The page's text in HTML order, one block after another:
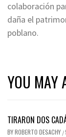
colaboración
daña el
poblano.
YOU MAY
TIRARON DOS
BYROBERTO DESACHY /